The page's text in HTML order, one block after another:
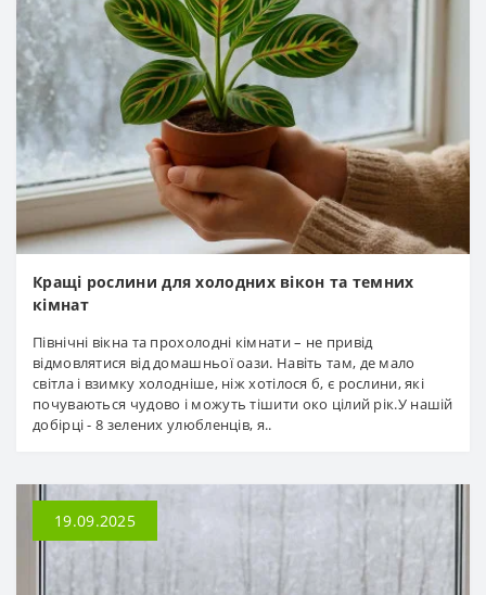
Кращі рослини для холодних вікон та темних
кімнат
Північні вікна та прохолодні кімнати – не привід
відмовлятися від домашньої оази. Навіть там, де мало
світла і взимку холодніше, ніж хотілося б, є рослини, які
почуваються чудово і можуть тішити око цілий рік.У нашій
добірці - 8 зелених улюбленців, я..
19.09.2025